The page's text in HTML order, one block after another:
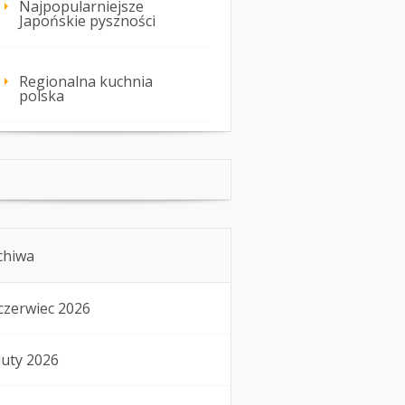
Najpopularniejsze
Japońskie pyszności
Regionalna kuchnia
polska
2026
2026